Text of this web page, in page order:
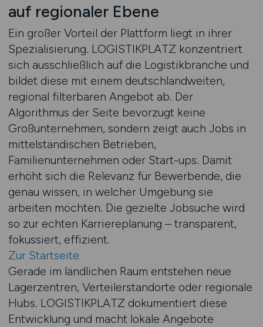
auf regionaler Ebene
Ein großer Vorteil der Plattform liegt in ihrer
Spezialisierung. LOGISTIKPLATZ konzentriert
sich ausschließlich auf die Logistikbranche und
bildet diese mit einem deutschlandweiten,
regional filterbaren Angebot ab. Der
Algorithmus der Seite bevorzugt keine
Großunternehmen, sondern zeigt auch Jobs in
mittelständischen Betrieben,
Familienunternehmen oder Start-ups. Damit
erhöht sich die Relevanz für Bewerbende, die
genau wissen, in welcher Umgebung sie
arbeiten möchten. Die gezielte Jobsuche wird
so zur echten Karriereplanung – transparent,
fokussiert, effizient.
Zur Startseite
Gerade im ländlichen Raum entstehen neue
Lagerzentren, Verteilerstandorte oder regionale
Hubs. LOGISTIKPLATZ dokumentiert diese
Entwicklung und macht lokale Angebote